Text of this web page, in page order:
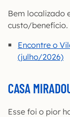
Bem localizado
custo/benefício.
Encontre o
(julho/2026)
CASA
Esse foi o pior